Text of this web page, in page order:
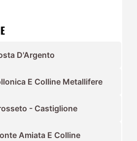
D'Argento
E Colline Metallifere
- Castiglione
Amiata E Colline